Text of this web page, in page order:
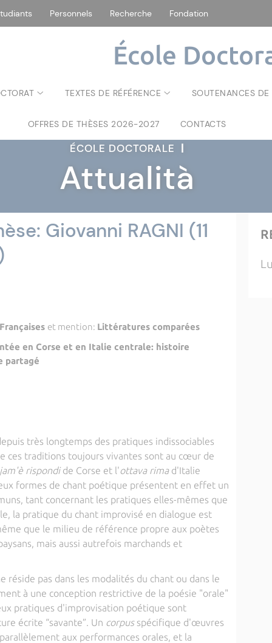
Personnels Recherche Fondation
École
TEXTES DE RÉFÉRENCE SOUTENANCES DE
OFFRES DE THÈSES 2026-2027 CONTACTS
ÉCOLE DOCTORALE |
Attualità
Giovanni RAGNI (11
et mention: Littératures comparées
en Corse et en Italie centrale: histoire
partagé
très longtemps des pratiques indissociables
ces traditions toujours vivantes sont au cœur de
rispondide Corse et l'ottava rima d'Italie
formes de chant poétique présentent en effet un
tant concernant les pratiques elles-mêmes que
la pratique du chant improvisé en dialogue est
que le milieu de référence propre aux poètes
mais aussi autrefois marchands et
réside pas dans les modalités du chant ou dans le
à une conception restrictive de la poésie "orale"
pratiques d'improvisation poétique sont
écrite “savante”. Un corpusspécifique d'œuvres
aux performances orales, et la